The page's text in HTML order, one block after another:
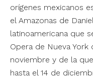
orígenes mexicanos
el Amazonas de
latinoamericana que
Opera de Nueva York
noviembre y de la
hasta el 14 de